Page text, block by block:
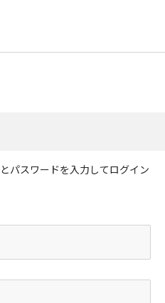
とパスワードを入力してログイン